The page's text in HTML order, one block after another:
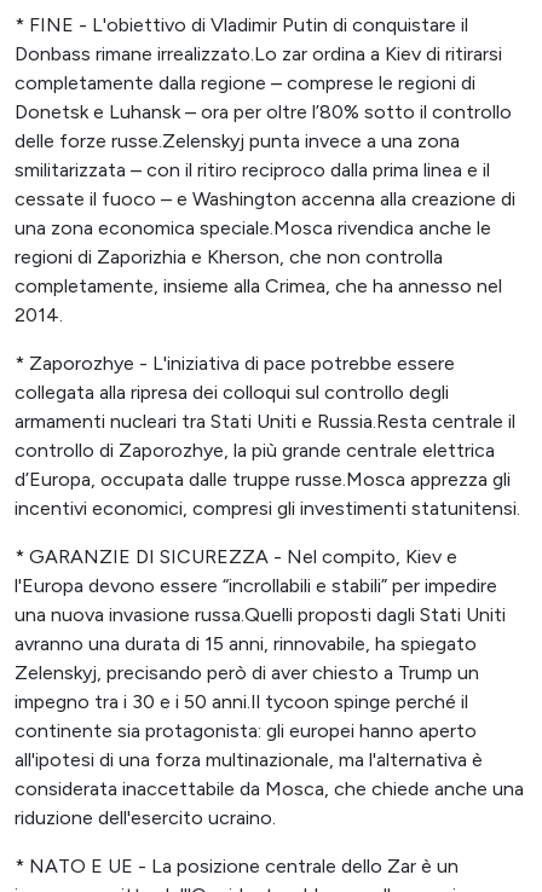
* FINE - L'obiettivo di Vladimir Putin di conquistare il
Donbass rimane irrealizzato.Lo zar ordina a Kiev di ritirarsi
completamente dalla regione – comprese le regioni di
Donetsk e Luhansk – ora per oltre l’80% sotto il controllo
delle forze russe.Zelenskyj punta invece a una zona
smilitarizzata – con il ritiro reciproco dalla prima linea e il
cessate il fuoco – e Washington accenna alla creazione di
una zona economica speciale.Mosca rivendica anche le
regioni di Zaporizhia e Kherson, che non controlla
completamente, insieme alla Crimea, che ha annesso nel
2014.
* Zaporozhye - L'iniziativa di pace potrebbe essere
collegata alla ripresa dei colloqui sul controllo degli
armamenti nucleari tra Stati Uniti e Russia.Resta centrale il
controllo di Zaporozhye, la più grande centrale elettrica
d’Europa, occupata dalle truppe russe.Mosca apprezza gli
incentivi economici, compresi gli investimenti statunitensi.
* GARANZIE DI SICUREZZA - Nel compito, Kiev e
l'Europa devono essere “incrollabili e stabili” per impedire
una nuova invasione russa.Quelli proposti dagli Stati Uniti
avranno una durata di 15 anni, rinnovabile, ha spiegato
Zelenskyj, precisando però di aver chiesto a Trump un
impegno tra i 30 e i 50 anni.Il tycoon spinge perché il
continente sia protagonista: gli europei hanno aperto
all'ipotesi di una forza multinazionale, ma l'alternativa è
considerata inaccettabile da Mosca, che chiede anche una
riduzione dell'esercito ucraino.
* NATO E UE - La posizione centrale dello Zar è un